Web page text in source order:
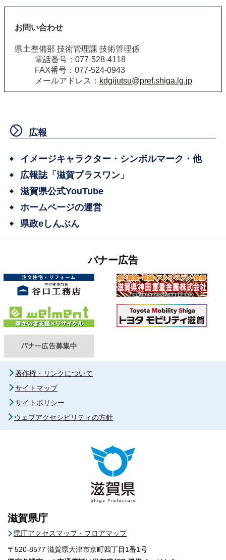
お問い合わせ
県土整備部 技術管理課 技術管理係
電話番号：077-528-4118
FAX番号：077-524-0943
メールアドレス： kdgijutsu@pref.shiga.lg.jp
広報
イメージキャラクター・シンボルマーク・他
広報誌「滋賀プラスワン」
滋賀県公式YouTube
ホームページの運営
県政eしんぶん
バナー広告
著作権・リンクについて
サイトマップ
サイトポリシー
ウェブアクセシビリティの方針
滋賀県庁
県庁アクセスマップ・フロアマップ
〒520-8577 滋賀県大津市京町四丁目1番1号